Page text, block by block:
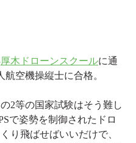
厚木ドローンスクールに通
航空機操縦士に合格。
2等の国家試験はそう難し
で姿勢を制御されたドロ
り飛ばせばいいだけで、